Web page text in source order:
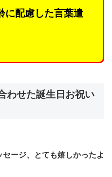
に配慮した言葉遣
わせた誕生日お祝い
セージ、とても嬉しかったよ